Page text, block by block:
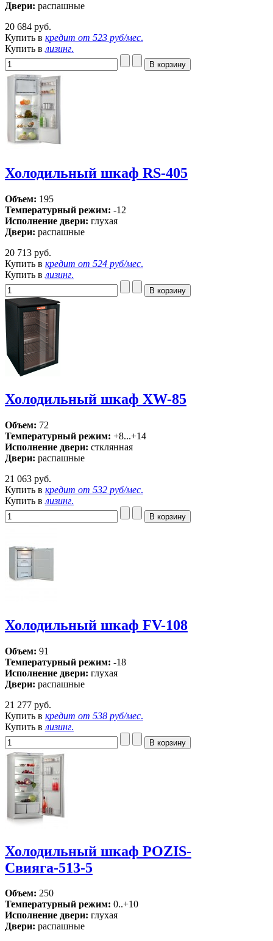
Двери: распашные
20 684 руб.
Купить в кредит от 523 руб/мес.
Купить в лизинг.
Холодильный шкаф RS-405
Объем: 195
Температурный режим: -12
Исполнение двери: глухая
Двери: распашные
20 713 руб.
Купить в кредит от 524 руб/мес.
Купить в лизинг.
Холодильный шкаф XW-85
Объем: 72
Температурный режим: +8...+14
Исполнение двери: стклянная
Двери: распашные
21 063 руб.
Купить в кредит от 532 руб/мес.
Купить в лизинг.
Холодильный шкаф FV-108
Объем: 91
Температурный режим: -18
Исполнение двери: глухая
Двери: распашные
21 277 руб.
Купить в кредит от 538 руб/мес.
Купить в лизинг.
Холодильный шкаф POZIS-
Свияга-513-5
Объем: 250
Температурный режим: 0..+10
Исполнение двери: глухая
Двери: распашные